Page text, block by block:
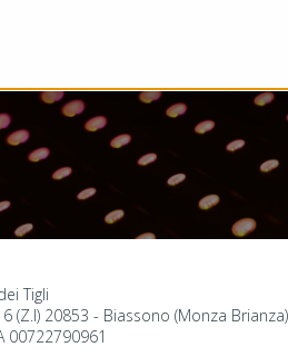
Tigli
(Z.I) 20853 - Biassono (Monza
00722790961